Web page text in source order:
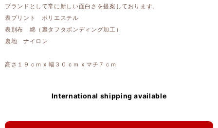
ブランドとして常に新しい面白さを提案しております。
表プリント ポリエステル
表別布 綿（裏タフタボンディング加工）
裏地 ナイロン
高さ１９ｃｍ x 幅３０ｃｍ x マチ７ｃｍ
International shipping available